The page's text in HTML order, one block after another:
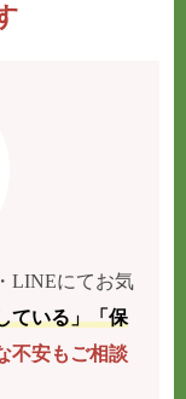
LINEにてお気
ている」「保
不安もご相談